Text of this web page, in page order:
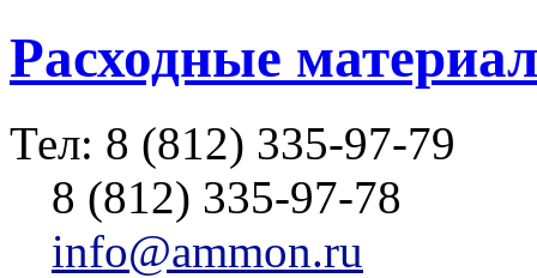
Расходные
Тел: 8 (812) 335-97-79
8 (812) 335-97-78
info@ammon.ru